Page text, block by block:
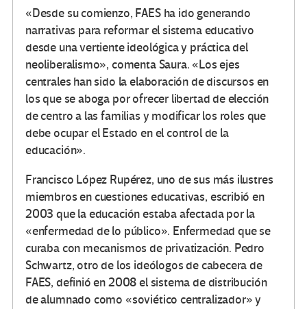
«Desde su comienzo, FAES ha ido generando
narrativas para reformar el sistema educativo
desde una vertiente ideológica y práctica del
neoliberalismo», comenta Saura. «Los ejes
centrales han sido la elaboración de discursos en
los que se aboga por ofrecer libertad de elección
de centro a las familias y modificar los roles que
debe ocupar el Estado en el control de la
educación».
Francisco López Rupérez, uno de sus más ilustres
miembros en cuestiones educativas, escribió en
2003 que la educación estaba afectada por la
«enfermedad de lo público». Enfermedad que se
curaba con mecanismos de privatización. Pedro
Schwartz, otro de los ideólogos de cabecera de
FAES, definió en 2008 el sistema de distribución
de alumnado como «soviético centralizador» y